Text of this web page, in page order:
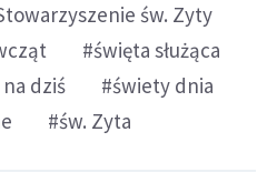
św. Zyty
#święta służąca
dziś
#świety dnia
#św. Zyta